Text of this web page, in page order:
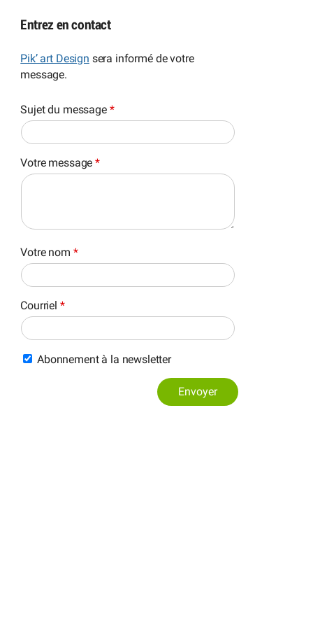
Entrez en contact
Pik’ art Design sera informé de votre
message.
Sujet du message *
Votre message*
Votre nom *
Courriel *
Abonnement à la newsletter
Envoyer